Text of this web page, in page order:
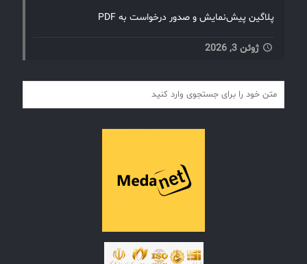
پلاگین پیش‌نمایش و صدور درخواست به PDF
ژوئن 3, 2026